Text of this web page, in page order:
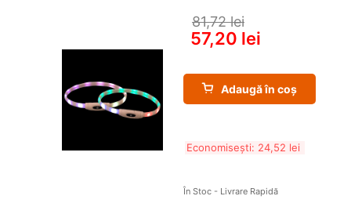
81,72 lei
57,20 lei
Adaugă în coș
Economisești: 24,52 lei
În Stoc - Livrare Rapidă